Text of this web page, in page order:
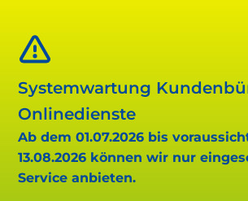
Systemwartung
Onlinedienste
Ab dem 01.07.2026 bis
13.08.2026 können wir nur
Service anbieten.